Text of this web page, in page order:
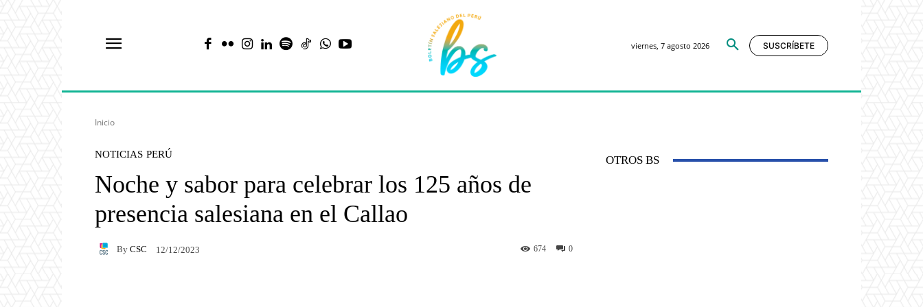
viernes, 7 agosto 2026 SUSCRÍBETE
Inicio
NOTICIAS PERÚ
Noche y sabor para celebrar los 125 años de
presencia salesiana en el Callao
By CSC 12/12/2023 0
674
OTROS BS